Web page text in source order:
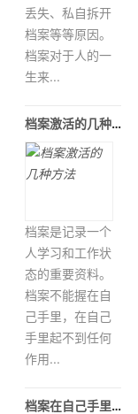
丢失、私自拆开
档案等等原因。
档案对于人的一
生来...
档案激活的几种方法
档案是记录一个
人学习和工作状
态的重要资料。
档案不能握在自
己手里，在自己
手里起不到任何
作用...
档案在自己手里怎么办，拆开了怎么重